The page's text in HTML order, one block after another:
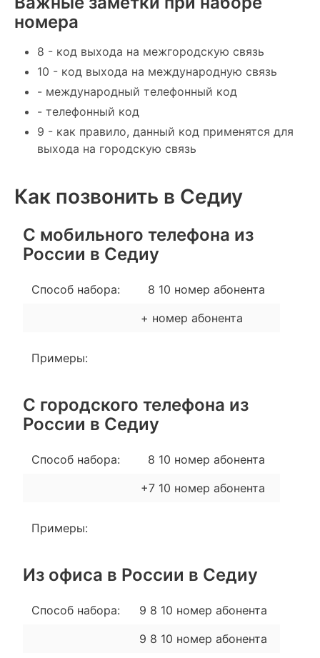
номера
8 - код выхода на межгородскую связь
10 - код выхода на международную связь
- международный телефонный код
- телефонный код
9 - как правило, данный код применятся для
выхода на городскую связь
Как позвонить в Седиу
С мобильного телефона из
России в Седиу
Способ набора:
8 10 номер абонента
+ номер абонента
Примеры:
С городского телефона из
России в Седиу
Способ набора:
8 10 номер абонента
+7 10 номер абонента
Примеры:
Из офиса в России в Седиу
Способ набора:
9 8 10 номер абонента
9 8 10 номер абонента